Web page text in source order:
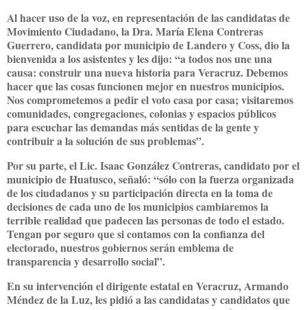
Al hacer uso de la voz, en representación de las candidatas de
Movimiento Ciudadano, la Dra. María Elena Contreras
Guerrero, candidata por municipio de Landero y Coss, dio la
bienvenida a los asistentes y les dijo: “a todos nos une una
causa: construir una nueva historia para Veracruz. Debemos
hacer que las cosas funcionen mejor en nuestros municipios.
Nos comprometemos a pedir el voto casa por casa; visitaremos
comunidades, congregaciones, colonias y espacios públicos
para escuchar las demandas más sentidas de la gente y
contribuir a la solución de sus problemas”.
Por su parte, el Lic. Isaac González Contreras, candidato por el
municipio de Huatusco, señaló: “sólo con la fuerza organizada
de los ciudadanos y su participación directa en la toma de
decisiones de cada uno de los municipios cambiaremos la
terrible realidad que padecen las personas de todo el estado.
Tengan por seguro que si contamos con la confianza del
electorado, nuestros gobiernos serán emblema de
transparencia y desarrollo social”.
En su intervención el dirigente estatal en Veracruz, Armando
Méndez de la Luz, les pidió a las candidatas y candidatos que